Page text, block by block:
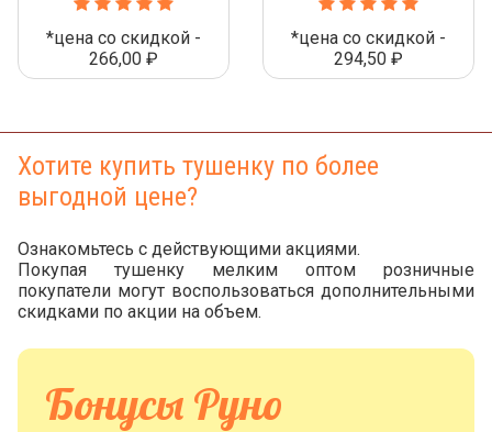
*цена со скидкой -
266,00 ₽
*цена со скидкой -
294,50 ₽
Хотите купить тушенку по более
выгодной цене?
Ознакомьтесь с действующими акциями.
Покупая тушенку мелким оптом розничные
покупатели могут воспользоваться дополнительными
скидками по акции на объем.
Бонусы Руно